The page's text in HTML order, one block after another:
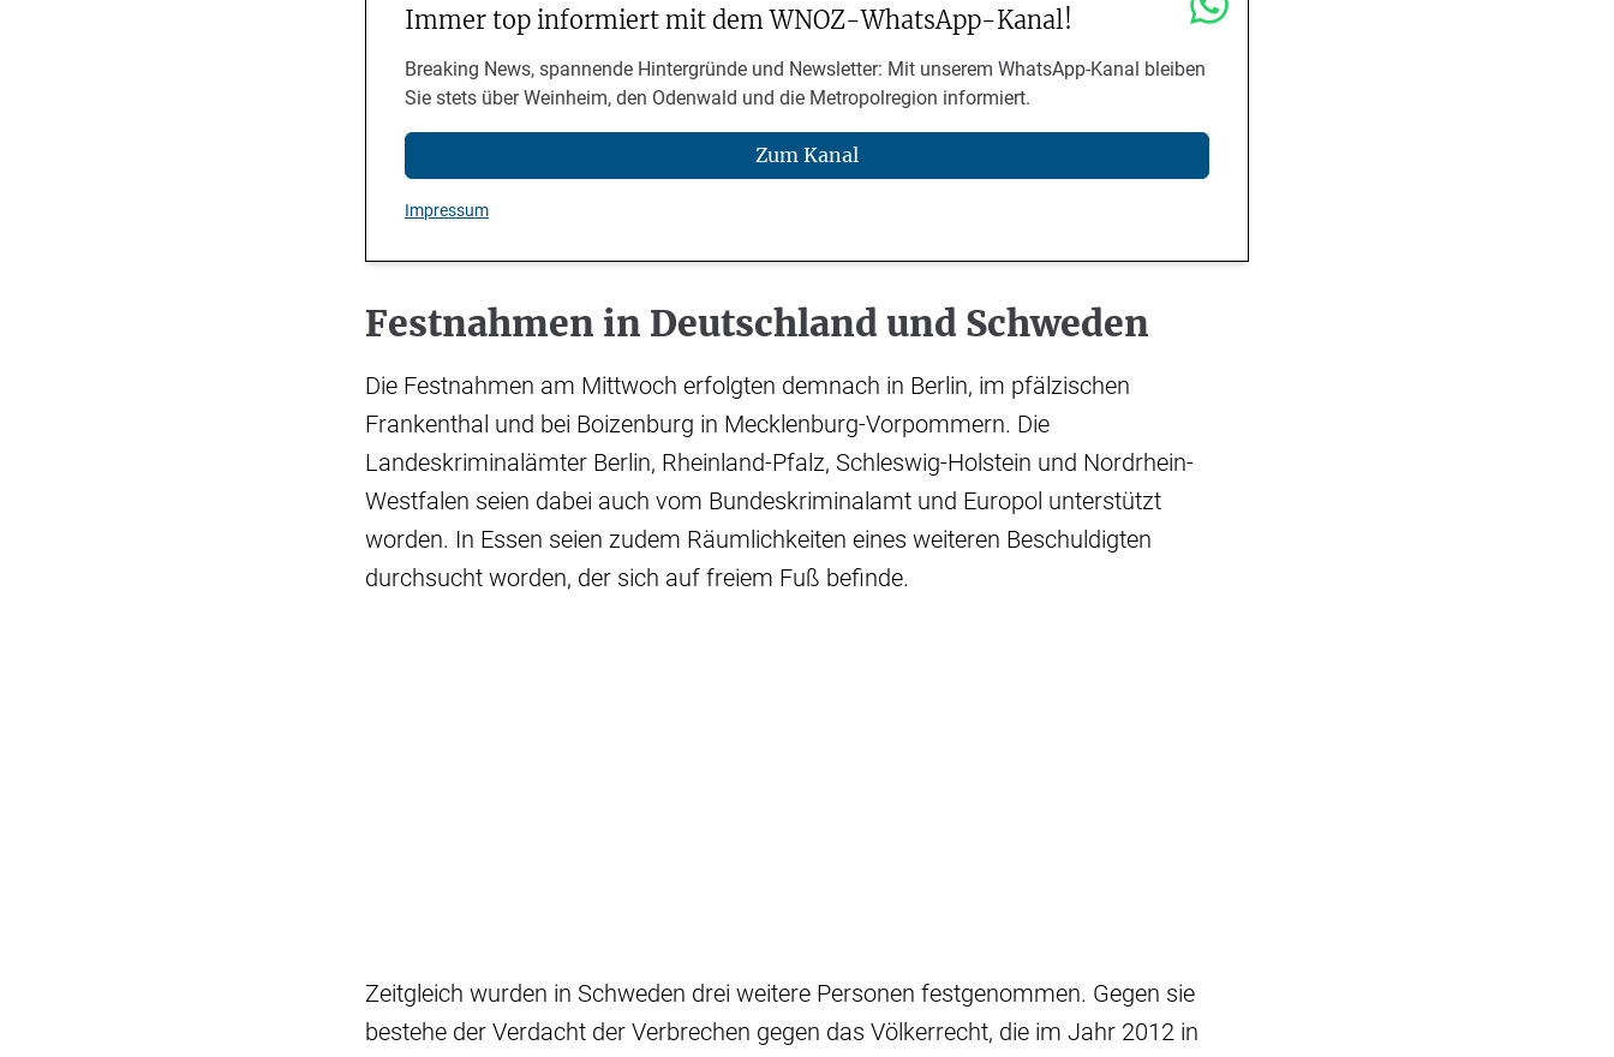
Immer top informiert mit dem WNOZ-WhatsApp-Kanal!
Breaking News, spannende Hintergründe und Newsletter: Mit unserem WhatsApp-Kanal bleiben
Sie stets über Weinheim, den Odenwald und die Metropolregion informiert.
Zum Kanal
Impressum
Festnahmen in Deutschland und Schweden
Die Festnahmen am Mittwoch erfolgten demnach in Berlin, im pfälzischen
Frankenthal und bei Boizenburg in Mecklenburg-Vorpommern. Die
Landeskriminalämter Berlin, Rheinland-Pfalz, Schleswig-Holstein und Nordrhein-
Westfalen seien dabei auch vom Bundeskriminalamt und Europol unterstützt
worden. In Essen seien zudem Räumlichkeiten eines weiteren Beschuldigten
durchsucht worden, der sich auf freiem Fuß befinde.
Zeitgleich wurden in Schweden drei weitere Personen festgenommen. Gegen sie
bestehe der Verdacht der Verbrechen gegen das Völkerrecht, die im Jahr 2012 in